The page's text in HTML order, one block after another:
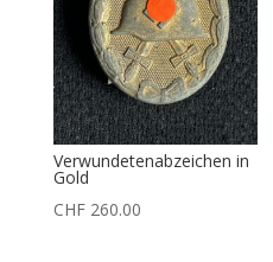
Verwundetenabzeichen in
Gold
CHF260.00